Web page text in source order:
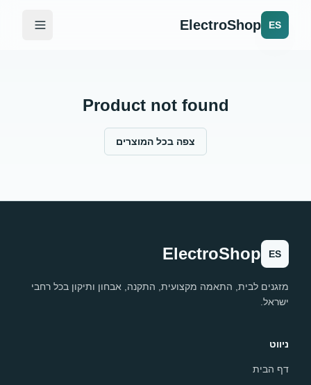
ES
ElectroShop
Product not found
צפה בכל המוצרים
ES
ElectroShop
מזגנים לבית, התאמה מקצועית, התקנה, אבחון ותיקון בכל רחבי
ישראל.
ניווט
דף הבית